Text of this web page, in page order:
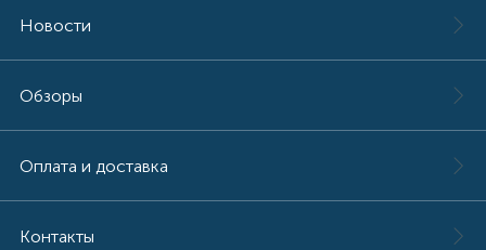
Новости
Обзоры
Оплата и доставка
Контакты